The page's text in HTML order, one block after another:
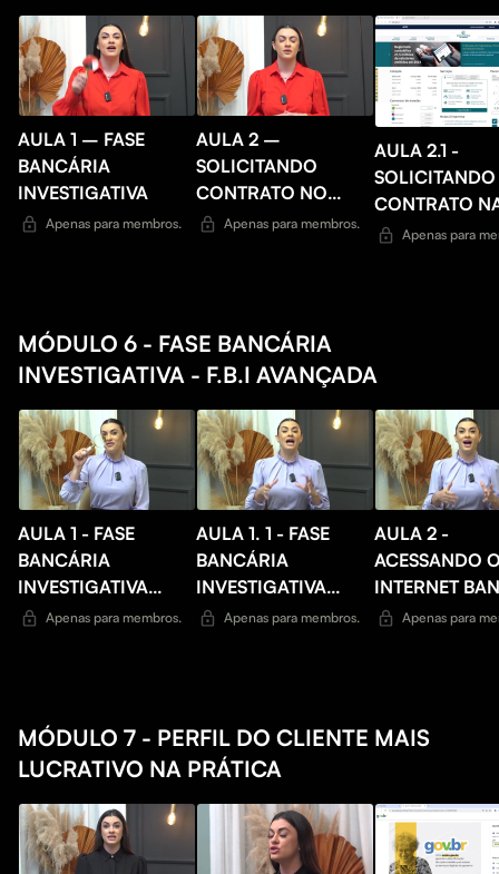
AULA 1 – FASE
BANCÁRIA
INVESTIGATIVA
Apenas para membros.
AULA 2 –
SOLICITANDO
CONTRATO NO
BACEN
Apenas para membros.
AULA 2.1 -
SOLICITANDO
CONTRATO
PRÁTICA -
Apenas para
MÓDULO 6 - FASE BANCÁRIA
INVESTIGATIVA - F.B.I AVANÇADA
AULA 1 - FASE
BANCÁRIA
INVESTIGATIVA
AVANÇADA
Apenas para membros.
AULA 1. 1 - FASE
BANCÁRIA
INVESTIGATIVA
AVANÇADA II
Apenas para membros.
AULA 2 -
ACESSANDO
INTERNET
Apenas para
MÓDULO 7 - PERFIL DO CLIENTE MAIS
LUCRATIVO NA PRÁTICA